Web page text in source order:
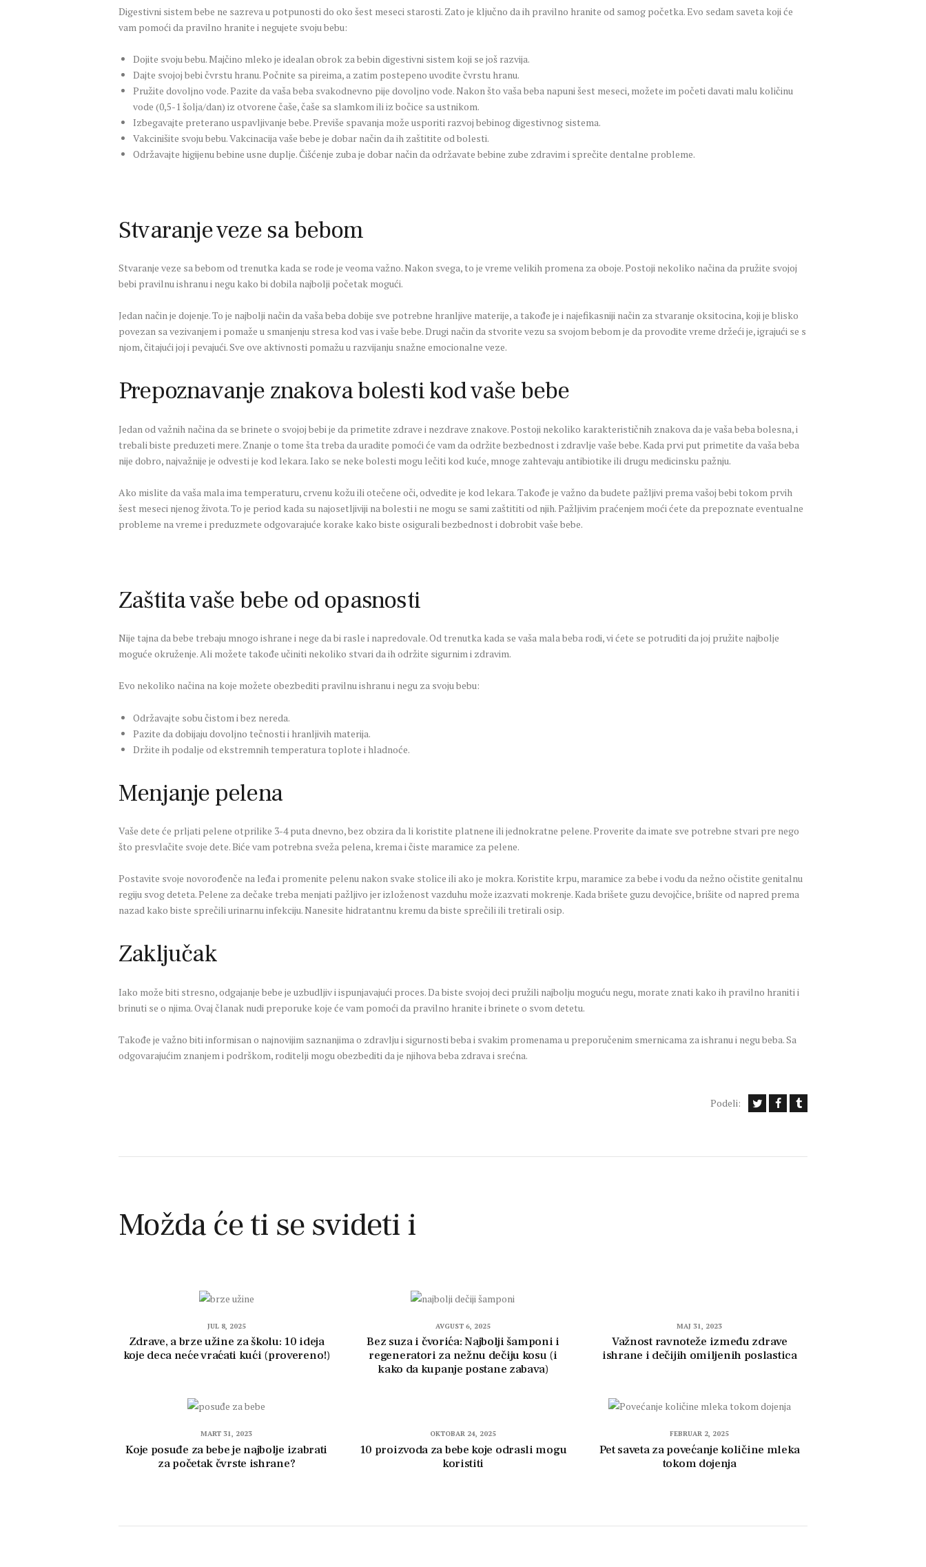
Digestivni sistem bebe ne sazreva u potpunosti do oko šest meseci starosti. Zato je ključno da ih pravilno hranite od samog početka. Evo sedam saveta koji će
vam pomoći da pravilno hranite i negujete svoju bebu:
Dojite svoju bebu. Majčino mleko je idealan obrok za bebin digestivni sistem koji se još razvija.
Dajte svojoj bebi čvrstu hranu. Počnite sa pireima, a zatim postepeno uvodite čvrstu hranu.
Pružite dovoljno vode. Pazite da vaša beba svakodnevno pije dovoljno vode. Nakon što vaša beba napuni šest meseci, možete im početi davati malu količinu
vode (0,5-1 šolja/dan) iz otvorene čaše, čaše sa slamkom ili iz bočice sa ustnikom.
Izbegavajte preterano uspavljivanje bebe. Previše spavanja može usporiti razvoj bebinog digestivnog sistema.
Vakcinišite svoju bebu. Vakcinacija vaše bebe je dobar način da ih zaštitite od bolesti.
Održavajte higijenu bebine usne duplje. Čišćenje zuba je dobar način da održavate bebine zube zdravim i sprečite dentalne probleme.
Stvaranje veze sa bebom
Stvaranje veze sa bebom od trenutka kada se rode je veoma važno. Nakon svega, to je vreme velikih promena za oboje. Postoji nekoliko načina da pružite svojoj
bebi pravilnu ishranu i negu kako bi dobila najbolji početak mogući.
Jedan način je dojenje. To je najbolji način da vaša beba dobije sve potrebne hranljive materije, a takođe je i najefikasniji način za stvaranje oksitocina, koji je blisko
povezan sa vezivanjem i pomaže u smanjenju stresa kod vas i vaše bebe. Drugi način da stvorite vezu sa svojom bebom je da provodite vreme držeći je, igrajući se s
njom, čitajući joj i pevajući. Sve ove aktivnosti pomažu u razvijanju snažne emocionalne veze.
Prepoznavanje znakova bolesti kod vaše bebe
Jedan od važnih načina da se brinete o svojoj bebi je da primetite zdrave i nezdrave znakove. Postoji nekoliko karakterističnih znakova da je vaša beba bolesna, i
trebali biste preduzeti mere. Znanje o tome šta treba da uradite pomoći će vam da održite bezbednost i zdravlje vaše bebe. Kada prvi put primetite da vaša beba
nije dobro, najvažnije je odvesti je kod lekara. Iako se neke bolesti mogu lečiti kod kuće, mnoge zahtevaju antibiotike ili drugu medicinsku pažnju.
Ako mislite da vaša mala ima temperaturu, crvenu kožu ili otečene oči, odvedite je kod lekara. Takođe je važno da budete pažljivi prema vašoj bebi tokom prvih
šest meseci njenog života. To je period kada su najosetljiviji na bolesti i ne mogu se sami zaštititi od njih. Pažljivim praćenjem moći ćete da prepoznate eventualne
probleme na vreme i preduzmete odgovarajuće korake kako biste osigurali bezbednost i dobrobit vaše bebe.
Zaštita vaše bebe od opasnosti
Nije tajna da bebe trebaju mnogo ishrane i nege da bi rasle i napredovale. Od trenutka kada se vaša mala beba rodi, vi ćete se potruditi da joj pružite najbolje
moguće okruženje. Ali možete takođe učiniti nekoliko stvari da ih održite sigurnim i zdravim.
Evo nekoliko načina na koje možete obezbediti pravilnu ishranu i negu za svoju bebu:
Održavajte sobu čistom i bez nereda.
Pazite da dobijaju dovoljno tečnosti i hranljivih materija.
Držite ih podalje od ekstremnih temperatura toplote i hladnoće.
Menjanje pelena
Vaše dete će prljati pelene otprilike 3-4 puta dnevno, bez obzira da li koristite platnene ili jednokratne pelene. Proverite da imate sve potrebne stvari pre nego
što presvlačite svoje dete. Biće vam potrebna sveža pelena, krema i čiste maramice za pelene.
Postavite svoje novorođenče na leđa i promenite pelenu nakon svake stolice ili ako je mokra. Koristite krpu, maramice za bebe i vodu da nežno očistite genitalnu
regiju svog deteta. Pelene za dečake treba menjati pažljivo jer izloženost vazduhu može izazvati mokrenje. Kada brišete guzu devojčice, brišite od napred prema
nazad kako biste sprečili urinarnu infekciju. Nanesite hidratantnu kremu da biste sprečili ili tretirali osip.
Zaključak
Iako može biti stresno, odgajanje bebe je uzbudljiv i ispunjavajući proces. Da biste svojoj deci pružili najbolju moguću negu, morate znati kako ih pravilno hraniti i
brinuti se o njima. Ovaj članak nudi preporuke koje će vam pomoći da pravilno hranite i brinete o svom detetu.
Takođe je važno biti informisan o najnovijim saznanjima o zdravlju i sigurnosti beba i svakim promenama u preporučenim smernicama za ishranu i negu beba. Sa
odgovarajućim znanjem i podrškom, roditelji mogu obezbediti da je njihova beba zdrava i srećna.
Podeli:
Možda će ti se svideti i
JUL 8, 2025
Zdrave, a brze užine za školu: 10 ideja
koje deca neće vraćati kući (provereno!)
AVGUST 6, 2025
Bez suza i čvorića: Najbolji šamponi i
regeneratori za nežnu dečiju kosu (i
kako da kupanje postane zabava)
MAJ 31, 2023
Važnost ravnoteže između zdrave
ishrane i dečijih omiljenih poslastica
MART 31, 2023
Koje posuđe za bebe je najbolje izabrati
za početak čvrste ishrane?
OKTOBAR 24, 2025
10 proizvoda za bebe koje odrasli mogu
koristiti
FEBRUAR 2, 2025
Pet saveta za povećanje količine mleka
tokom dojenja